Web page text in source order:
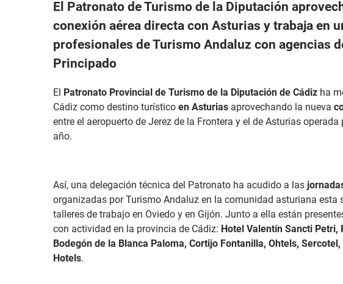
El Patronato de Turismo de la Diputación
conexión aérea directa con Asturias y trabaja en
profesionales de Turismo Andaluz con agencias
Principado
El Patronato Provincial de Turismo de la Diputación de Cádiz ha
Cádiz como destino turístico en Asturias aprovechando la nueva
entre el aeropuerto de Jerez de la Frontera y el de Asturias operada
año.
Así, una delegación técnica del Patronato ha acudido a las
organizadas por Turismo Andaluz en la comunidad asturiana esta
talleres de trabajo en Oviedo y en Gijón. Junto a ella están
con actividad en la provincia de Cádiz: Hotel Valentín Sancti Petri,
Bodegón de la Blanca Paloma, Cortijo Fontanilla, Ohtels,
Hotels.